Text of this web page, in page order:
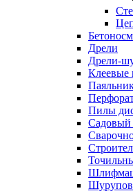
Дрели
Дрели-
Клеевые
Пилы
Садовый